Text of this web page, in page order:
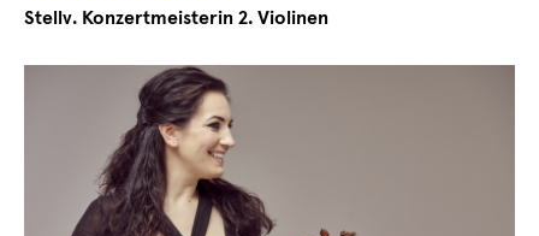
Stellv. Konzertmeisterin 2. Violinen